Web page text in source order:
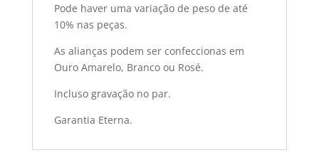
Pode haver uma variação de peso de até
10% nas peças.
As alianças podem ser confeccionas em
Ouro Amarelo, Branco ou Rosé.
Incluso gravação no par.
Garantia Eterna.